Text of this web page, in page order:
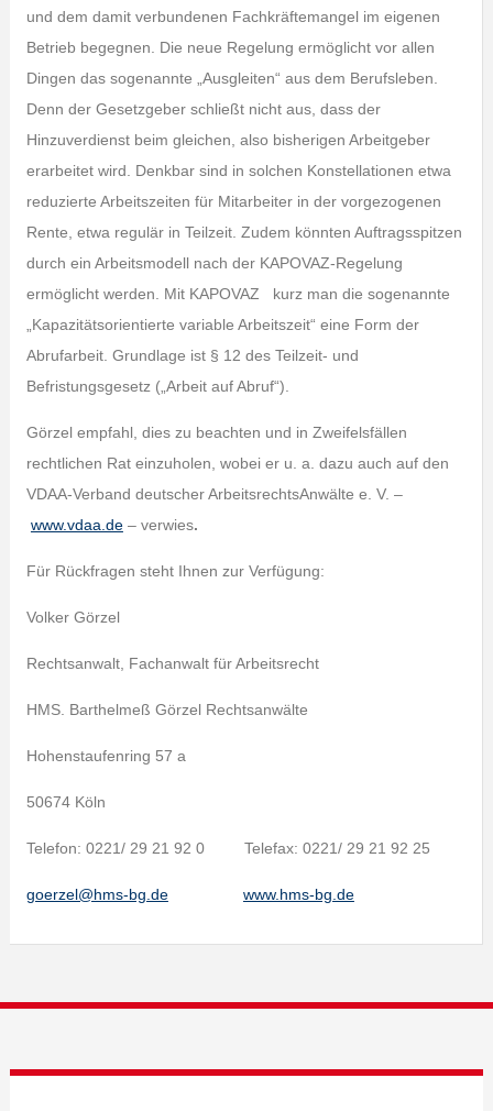
und dem damit verbundenen Fachkräftemangel im eigenen
Betrieb begegnen. Die neue Regelung ermöglicht vor allen
Dingen das sogenannte „Ausgleiten“ aus dem Berufsleben.
Denn der Gesetzgeber schließt nicht aus, dass der
Hinzuverdienst beim gleichen, also bisherigen Arbeitgeber
erarbeitet wird. Denkbar sind in solchen Konstellationen etwa
reduzierte Arbeitszeiten für Mitarbeiter in der vorgezogenen
Rente, etwa regulär in Teilzeit. Zudem könnten Auftragsspitzen
durch ein Arbeitsmodell nach der KAPOVAZ-Regelung
ermöglicht werden. Mit KAPOVAZ kurz man die sogenannte
„Kapazitätsorientierte variable Arbeitszeit“ eine Form der
Abrufarbeit. Grundlage ist § 12 des Teilzeit- und
Befristungsgesetz („Arbeit auf Abruf“).
Görzel empfahl, dies zu beachten und in Zweifelsfällen
rechtlichen Rat einzuholen, wobei er u. a. dazu auch auf den
VDAA-Verband deutscher ArbeitsrechtsAnwälte e. V. –
www.vdaa.de– verwies.
Für Rückfragen steht Ihnen zur Verfügung:
Volker Görzel
Rechtsanwalt, Fachanwalt für Arbeitsrecht
HMS. Barthelmeß Görzel Rechtsanwälte
Hohenstaufenring 57 a
50674 Köln
Telefon: 0221/ 29 21 92 0 Telefax: 0221/ 29 21 92 25
goerzel@hms-bg.de www.hms-bg.de